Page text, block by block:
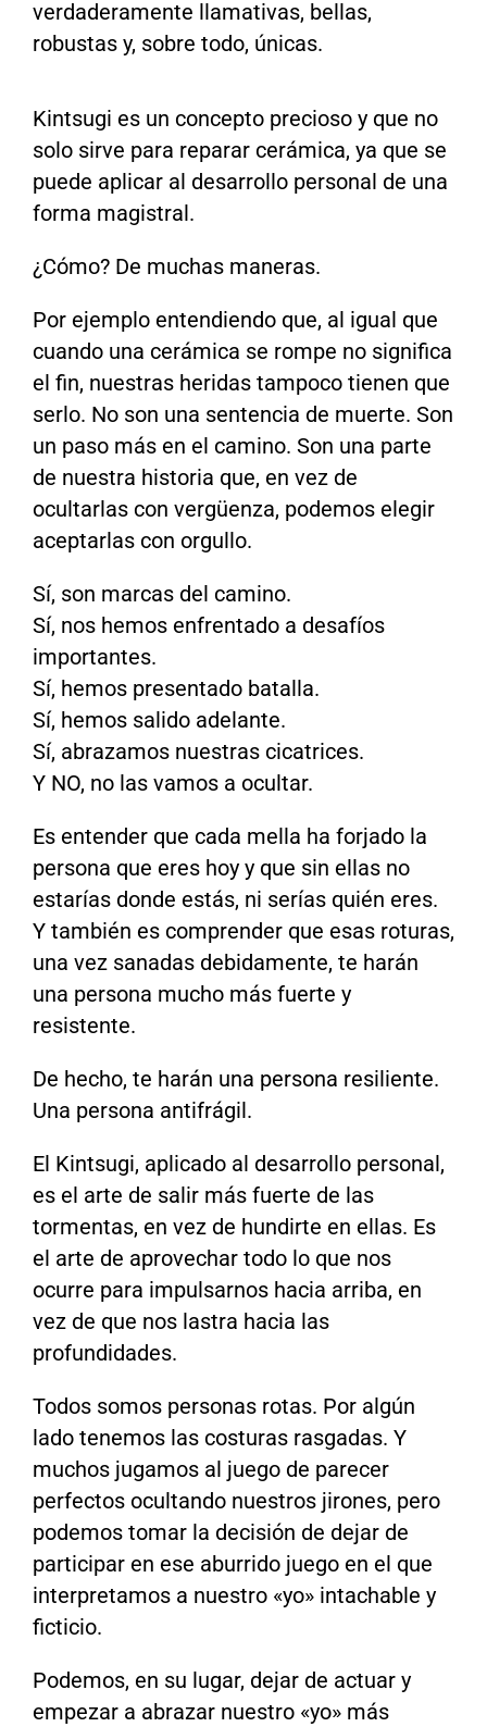
verdaderamente llamativas, bellas,
robustas y, sobre todo, únicas.
Kintsugi es un concepto precioso y que no
solo sirve para reparar cerámica, ya que se
puede aplicar al desarrollo personal de una
forma magistral.
¿Cómo? De muchas maneras.
Por ejemplo entendiendo que, al igual que
cuando una cerámica se rompe no significa
el fin, nuestras heridas tampoco tienen que
serlo. No son una sentencia de muerte. Son
un paso más en el camino. Son una parte
de nuestra historia que, en vez de
ocultarlas con vergüenza, podemos elegir
aceptarlas con orgullo.
Sí, son marcas del camino.
Sí, nos hemos enfrentado a desafíos
importantes.
Sí, hemos presentado batalla.
Sí, hemos salido adelante.
Sí, abrazamos nuestras cicatrices.
Y NO, no las vamos a ocultar.
Es entender que cada mella ha forjado la
persona que eres hoy y que sin ellas no
estarías donde estás, ni serías quién eres.
Y también es comprender que esas roturas,
una vez sanadas debidamente, te harán
una persona mucho más fuerte y
resistente.
De hecho, te harán una persona resiliente.
Una persona antifrágil.
El Kintsugi, aplicado al desarrollo personal,
es el arte de salir más fuerte de las
tormentas, en vez de hundirte en ellas. Es
el arte de aprovechar todo lo que nos
ocurre para impulsarnos hacia arriba, en
vez de que nos lastra hacia las
profundidades.
Todos somos personas rotas. Por algún
lado tenemos las costuras rasgadas. Y
muchos jugamos al juego de parecer
perfectos ocultando nuestros jirones, pero
podemos tomar la decisión de dejar de
participar en ese aburrido juego en el que
interpretamos a nuestro «yo» intachable y
ficticio.
Podemos, en su lugar, dejar de actuar y
empezar a abrazar nuestro «yo» más